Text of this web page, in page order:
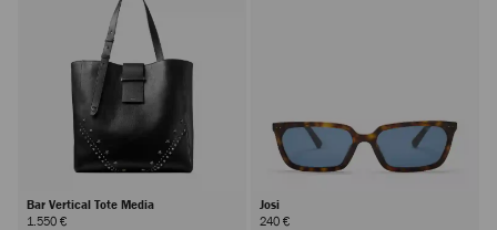
Bar Vertical Tote Media
1.550 €
Josi
240 €